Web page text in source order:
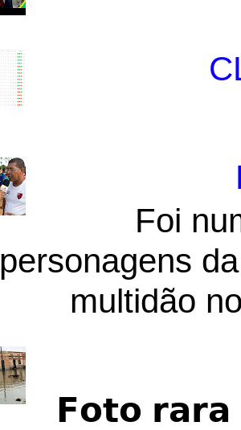
Foi
personagens
multidão
𝗙𝗼𝘁𝗼